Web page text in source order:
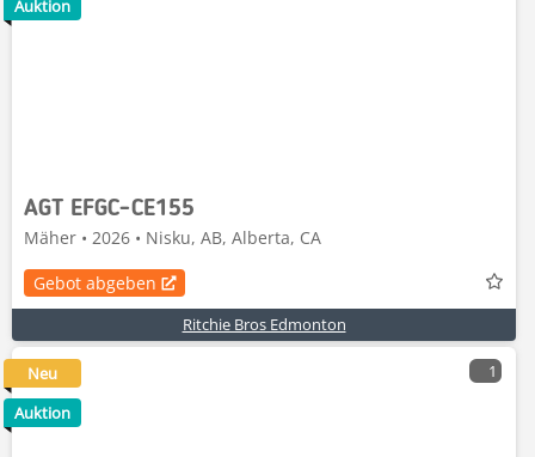
AGT EFGC-CE155
Mäher • 2026 • Nisku, AB, Alberta, CA
Gebot abgeben
Ritchie Bros Edmonton
Auktion
1
Neu
Auktion